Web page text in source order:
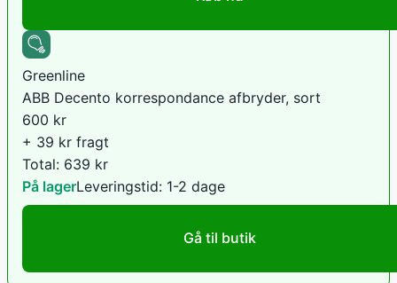
Greenline
ABB Decento korrespondance afbryder, sort
600 kr
+ 39 kr fragt
Total: 639 kr
På lagerLeveringstid: 1-2 dage
Gå til butik